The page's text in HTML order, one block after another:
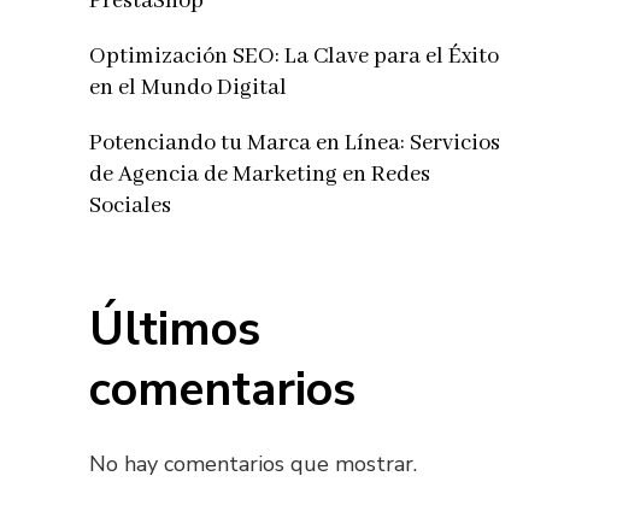
Optimización SEO: La Clave para el Éxito
en el Mundo Digital
Potenciando tu Marca en Línea: Servicios
de Agencia de Marketing en Redes
Sociales
Últimos
comentarios
No hay comentarios que mostrar.